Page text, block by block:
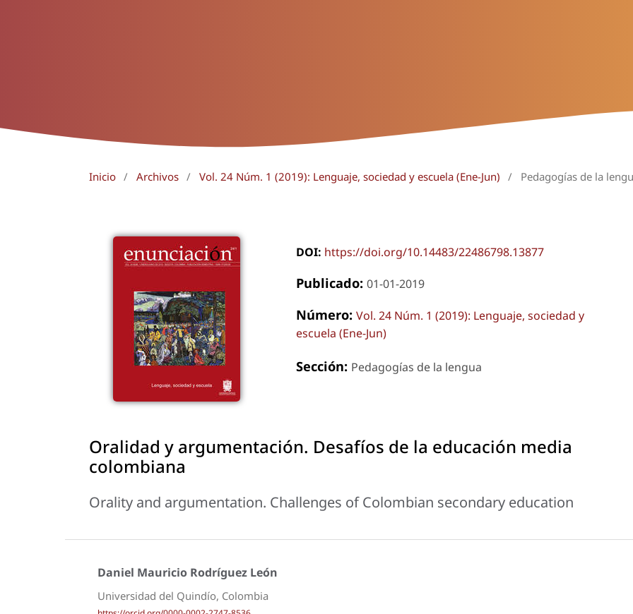
Inicio / Archivos / Vol. 24 Núm. 1 (2019): Lenguaje, sociedad y escuela (Ene-Jun) / Pedagogías de la
DOI: https://doi.org/10.14483/22486798.13877
Publicado: 01-01-2019
Número: Vol. 24 Núm. 1 (2019): Lenguaje, sociedad y
escuela (Ene-Jun)
Sección: Pedagogías de la lengua
Oralidad y argumentación. Desafíos de la educación media
colombiana
Orality and argumentation. Challenges of Colombian secondary education
Daniel Mauricio Rodríguez León
Universidad del Quindío, Colombia